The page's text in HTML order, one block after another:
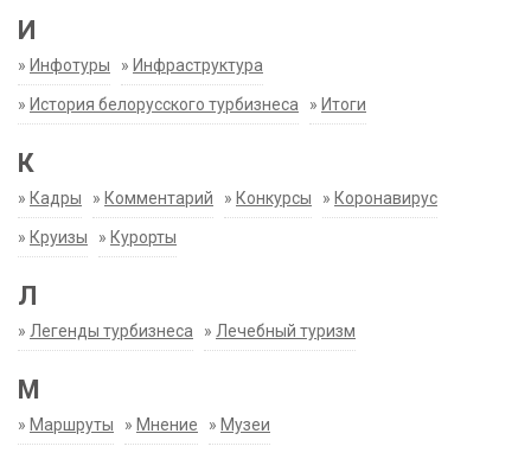
И
» Инфотуры » Инфраструктура
» История белорусского турбизнеса » Итоги
К
» Кадры » Комментарий » Конкурсы » Коронавирус
» Круизы » Курорты
Л
» Легенды турбизнеса » Лечебный туризм
М
» Маршруты » Мнение » Музеи